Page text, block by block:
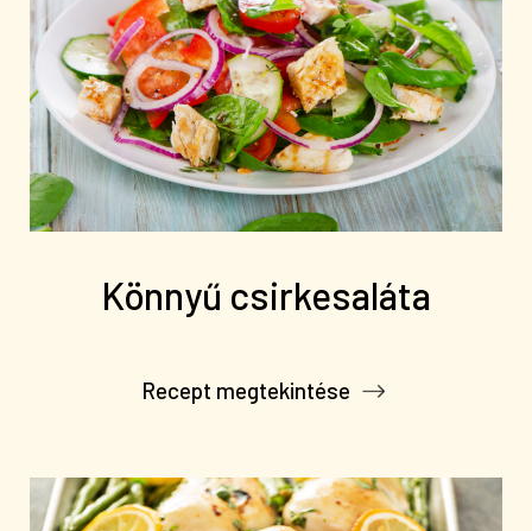
Könnyű csirkesaláta
Recept megtekintése